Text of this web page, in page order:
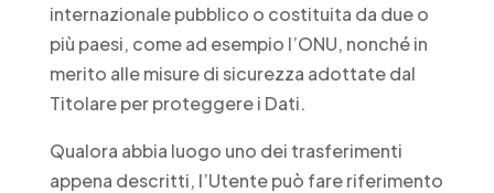
internazionale pubblico o costituita da due o
più paesi, come ad esempio l’ONU, nonché in
merito alle misure di sicurezza adottate dal
Titolare per proteggere i Dati.
Qualora abbia luogo uno dei trasferimenti
appena descritti, l’Utente può fare riferimento